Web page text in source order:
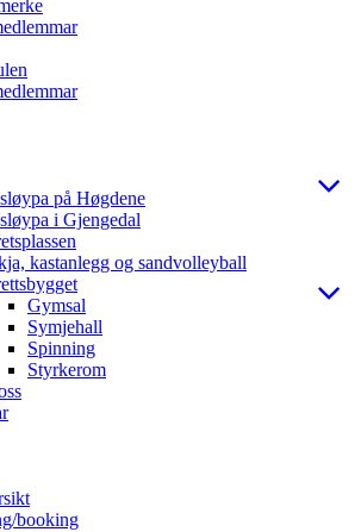
på Høgdene
i Gjengedal
kastanlegg og sandvolleyball
Gymsal
Symjehall
Spinning
Styrkerom
booking